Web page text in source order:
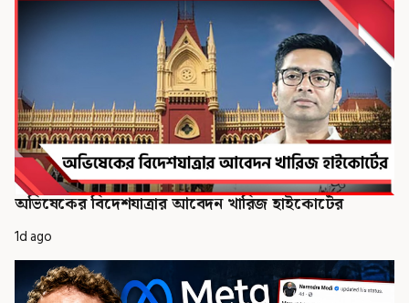
অভিষেকের বিদেশযাত্রার আবেদন খারিজ হাইকোর্টের
1d ago